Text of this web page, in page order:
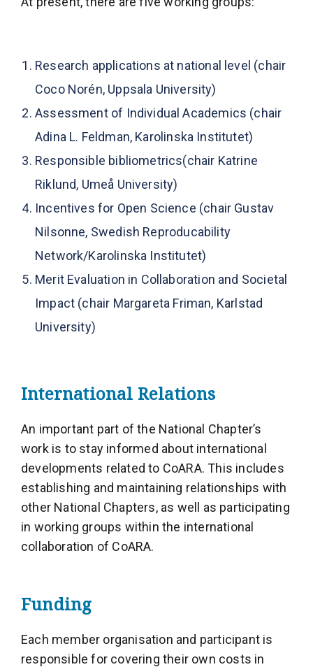
Research applications at national level (chair
Coco Norén, Uppsala University)
Assessment of Individual Academics (chair
Adina L. Feldman, Karolinska Institutet)
Responsible bibliometrics(chair Katrine
Riklund, Umeå University)
Incentives for Open Science (chair Gustav
Nilsonne, Swedish Reproducability
Network/Karolinska Institutet)
Merit Evaluation in Collaboration and Societal
Impact (chair Margareta Friman, Karlstad
University)
International Relations
An important part of the National Chapter’s
work is to stay informed about international
developments related to CoARA. This includes
establishing and maintaining relationships with
other National Chapters, as well as participating
in working groups within the international
collaboration of CoARA.
Funding
Each member organisation and participant is
responsible for covering their own costs in